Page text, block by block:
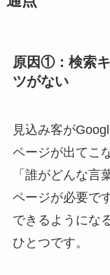
原因①：検索
ツがない
見込み客が
ページが出てこ
「誰がどんな言
ページが必要で
できるようにな
ひとつです。